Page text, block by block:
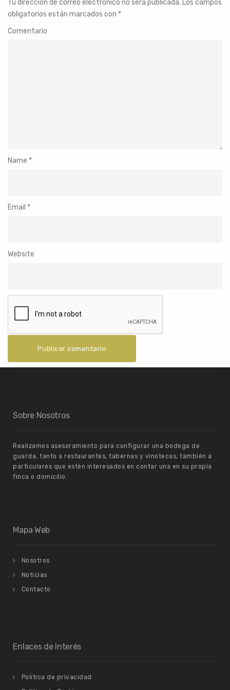
Tu dirección de correo electrónico no será publicada. Los campos
obligatorios están marcados con *
Comentario
Name *
Email *
Website
Sobre Nosotros
Realizamos asesoramiento para configurar una bodega de
guarda, tanto a restaurantes, tabernas y vinotecas, también a
particulares que estén interesados en contar una en su propia
finca o domicilio.
Mapa Web
Nosotros
Noticias
Contacto
Enlaces de Interés
Política de privacidad